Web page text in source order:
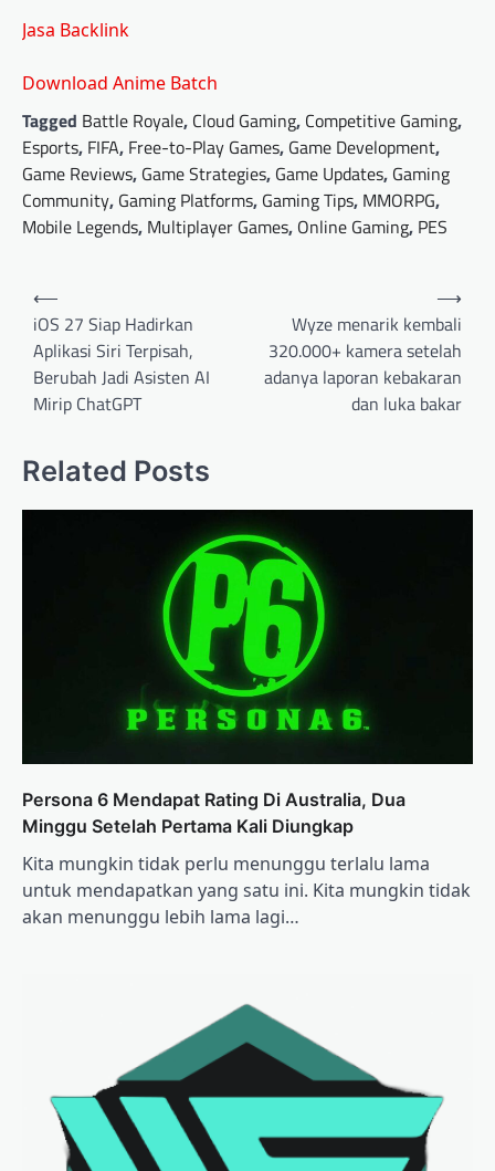
Jasa Backlink
Download Anime Batch
Tagged Battle Royale, Cloud Gaming, Competitive Gaming,
Esports, FIFA, Free-to-Play Games, Game Development,
Game Reviews, Game Strategies, Game Updates, Gaming
Community, Gaming Platforms, Gaming Tips, MMORPG,
Mobile Legends, Multiplayer Games, Online Gaming, PES
Post
navigation
⟵
iOS 27 Siap Hadirkan
Aplikasi Siri Terpisah,
Berubah Jadi Asisten AI
Mirip ChatGPT
Wyze menarik kembali
320.000+ kamera setelah
adanya laporan kebakaran
dan luka bakar
⟶
Related Posts
Persona 6 Mendapat Rating Di Australia, Dua
Minggu Setelah Pertama Kali Diungkap
Kita mungkin tidak perlu menunggu terlalu lama
untuk mendapatkan yang satu ini. Kita mungkin tidak
akan menunggu lebih lama lagi…